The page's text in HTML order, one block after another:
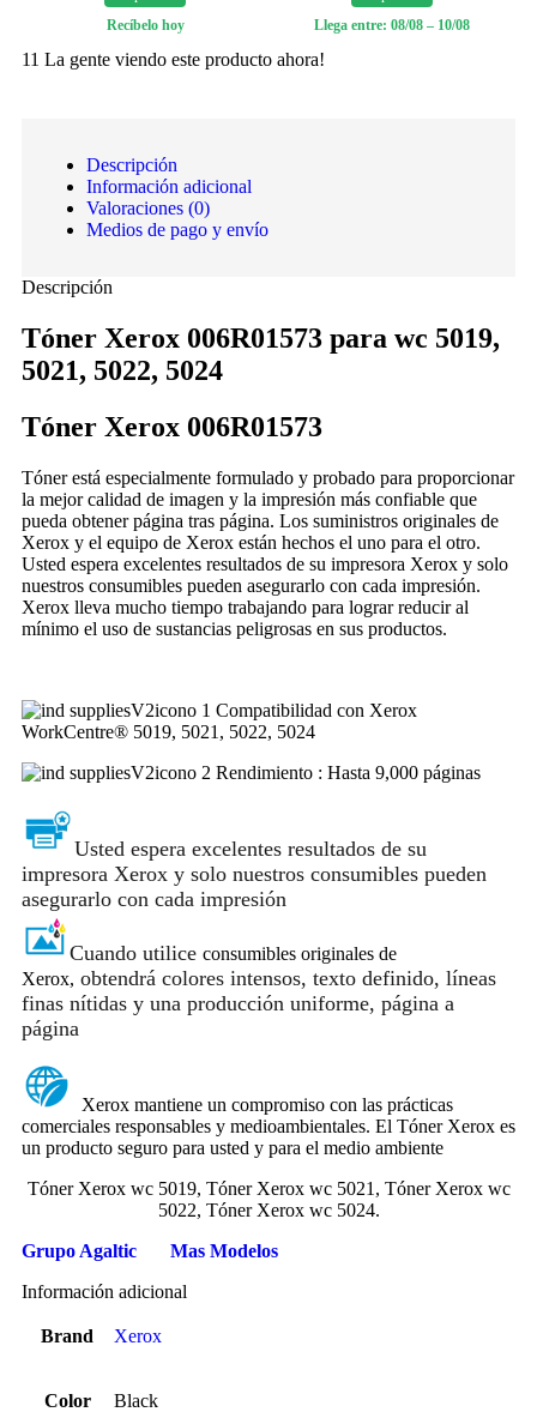
Recíbelo hoy
Llega entre: 08/08 – 10/08
11 La gente viendo este producto ahora!
Descripción
Información adicional
Valoraciones (0)
Medios de pago y envío
Descripción
Tóner Xerox 006R01573 para wc 5019,
5021, 5022, 5024
Tóner Xerox 006R01573
Tóner está especialmente formulado y probado para proporcionar
la mejor calidad de imagen y la impresión más confiable que
pueda obtener página tras página. Los suministros originales de
Xerox y el equipo de Xerox están hechos el uno para el otro.
Usted espera excelentes resultados de su impresora Xerox y solo
nuestros consumibles pueden asegurarlo con cada impresión.
Xerox lleva mucho tiempo trabajando para lograr reducir al
mínimo el uso de sustancias peligrosas en sus productos.
Compatibilidad con Xerox
WorkCentre® 5019, 5021, 5022, 5024
Rendimiento : Hasta 9,000 páginas
Usted espera excelentes resultados de su
impresora Xerox y solo nuestros consumibles pueden
asegurarlo con cada impresión
Cuando utilice consumibles originales de
Xerox, obtendrá colores intensos, texto definido, líneas
finas nítidas y una producción uniforme, página a
página
Xerox mantiene un compromiso con las prácticas
comerciales responsables y medioambientales. El Tóner Xerox es
un producto seguro para usted y para el medio ambiente
Tóner Xerox wc 5019, Tóner Xerox wc 5021, Tóner Xerox wc
5022, Tóner Xerox wc 5024.
Grupo Agaltic
Mas Modelos
Información adicional
Brand Xerox
Color Black